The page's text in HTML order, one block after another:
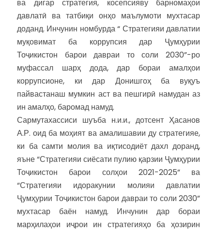
ва дигар стратегия, косепсияву барномаҳои
давлатӣ ва татбиқи онҳо маълумоти мухтасар
доданд. Инчунин номбурда “ Стратегияи давлатии
муқовимат ба коррупсия дар Ҷумҳурии
Тоҷикистон барои давраи то соли 2030”-ро
муфассал шарҳ дода, дар бораи амалҳои
коррупсионе, ки дар Донишгоҳ ба вуқуъ
пайвастанаш мумкин аст ва пешгирӣ намудан аз
ин амалҳо, баромад намуд.
Сармутахассиси шуъба н.и.и., дотсент Ҳасанов
А.Р. оид ба моҳият ва амалишавии ду стратегияе,
ки ба самти молия ва иқтисодиёт дахл доранд,
яъне “Стратегияи сиёсати пулию қарзии Ҷумҳурии
Тоҷикистон барои солҳои 2021-2025” ва
“Стратегияи идоракунии молияи давлатии
Ҷумҳурии Тоҷикистон барои давраи то соли 2030”
мухтасар баён намуд. Инчунин дар бораи
марҳилаҳои иҷрои ин стратегияҳо ба ҳозирин